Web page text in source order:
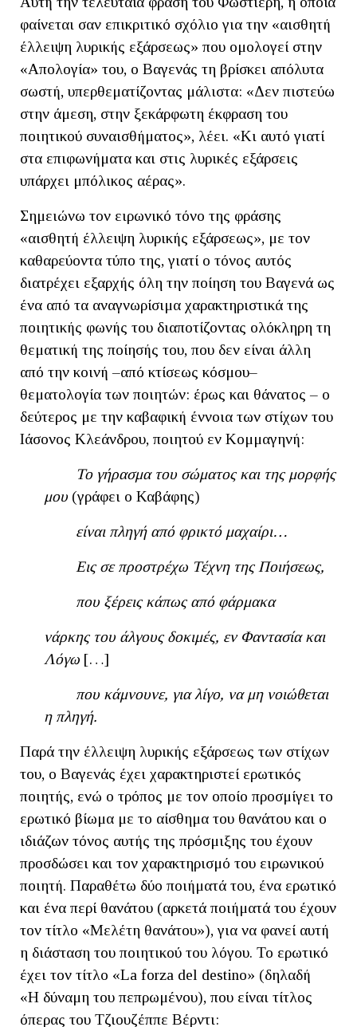
φαίνεται σαν επικριτικό σχόλιο για την «αισθητή
έλλειψη λυρικής εξάρσεως» που ομολογεί στην
«Απολογία» του, ο Βαγενάς τη βρίσκει απόλυτα
σωστή, υπερθεματίζοντας μάλιστα: «Δεν πιστεύω
στην άμεση, στην ξεκάρφωτη έκφραση του
ποιητικού συναισθήματος», λέει. «Κι αυτό γιατί
στα επιφωνήματα και στις λυρικές εξάρσεις
υπάρχει μπόλικος αέρας».
Σημειώνω τον ειρωνικό τόνο της φράσης
«αισθητή έλλειψη λυρικής εξάρσεως», με τον
καθαρεύοντα τύπο της, γιατί ο τόνος αυτός
διατρέχει εξαρχής όλη την ποίηση του Βαγενά ως
ένα από τα αναγνωρίσιμα χαρακτηριστικά της
ποιητικής φωνής του διαποτίζοντας ολόκληρη τη
θεματική της ποίησής του, που δεν είναι άλλη
από την κοινή –από κτίσεως κόσμου–
θεματολογία των ποιητών: έρως και θάνατος – ο
δεύτερος με την καβαφική έννοια των στίχων του
Ιάσονος Κλεάνδρου, ποιητού εν Κομμαγηνή:
Το γήρασμα του σώματος και της μορφής
μου (γράφει ο Καβάφης)
είναι πληγή από φρικτό μαχαίρι…
Εις σε προστρέχω Τέχνη της Ποιήσεως,
που ξέρεις κάπως από φάρμακα
νάρκης του άλγους δοκιμές, εν Φαντασία και
Λόγω […]
που κάμνουνε, για λίγο, να μη νοιώθεται
η πληγή.
Παρά την έλλειψη λυρικής εξάρσεως των στίχων
του, ο Βαγενάς έχει χαρακτηριστεί ερωτικός
ποιητής, ενώ ο τρόπος με τον οποίο προσμίγει το
ερωτικό βίωμα με το αίσθημα του θανάτου και ο
ιδιάζων τόνος αυτής της πρόσμιξης του έχουν
προσδώσει και τον χαρακτηρισμό του ειρωνικού
ποιητή. Παραθέτω δύο ποιήματά του, ένα ερωτικό
και ένα περί θανάτου (αρκετά ποιήματά του έχουν
τον τίτλο «Μελέτη θανάτου»), για να φανεί αυτή
η διάσταση του ποιητικού του λόγου. Το ερωτικό
έχει τον τίτλο «La forza del destino» (δηλαδή
«Η δύναμη του πεπρωμένου), που είναι τίτλος
όπερας του Τζιουζέππε Βέρντι: